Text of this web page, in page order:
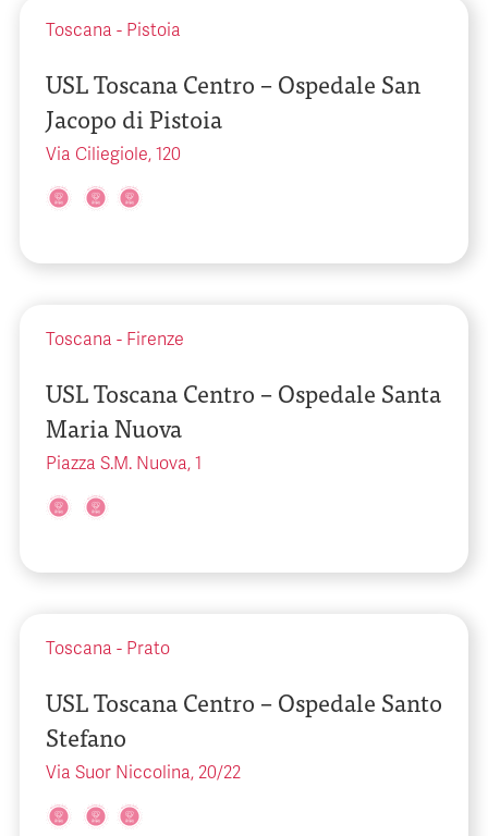
Toscana - Pistoia
USL Toscana Centro – Ospedale San
Jacopo di Pistoia
Via Ciliegiole, 120
Toscana - Firenze
USL Toscana Centro – Ospedale Santa
Maria Nuova
Piazza S.M. Nuova, 1
Toscana - Prato
USL Toscana Centro – Ospedale Santo
Stefano
Via Suor Niccolina, 20/22